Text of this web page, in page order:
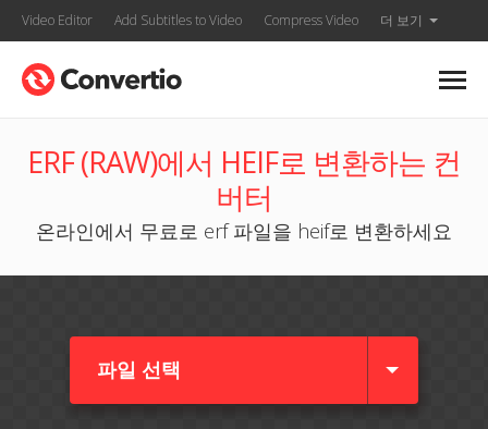
Video Editor Add Subtitles to Video Compress Video 더 보기
ERF (RAW)에서 HEIF로 변환하는 컨
버터
온라인에서 무료로 erf 파일을 heif로 변환하세요
파일 선택